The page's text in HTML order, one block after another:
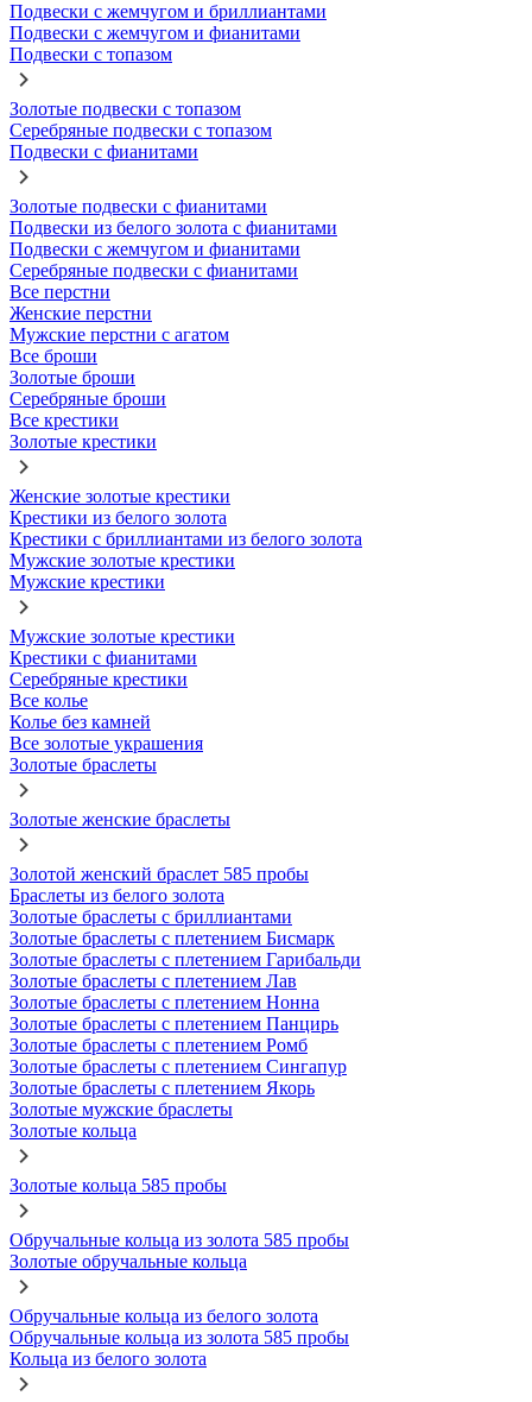
Подвески с жемчугом и бриллиантами
Подвески с жемчугом и фианитами
Подвески с топазом
Золотые подвески с топазом
Серебряные подвески с топазом
Подвески с фианитами
Золотые подвески с фианитами
Подвески из белого золота с фианитами
Подвески с жемчугом и фианитами
Серебряные подвески с фианитами
Все перстни
Женские перстни
Мужские перстни с агатом
Все броши
Золотые броши
Серебряные броши
Все крестики
Золотые крестики
Женские золотые крестики
Крестики из белого золота
Крестики с бриллиантами из белого золота
Мужские золотые крестики
Мужские крестики
Мужские золотые крестики
Крестики с фианитами
Серебряные крестики
Все колье
Колье без камней
Все золотые украшения
Золотые браслеты
Золотые женские браслеты
Золотой женский браслет 585 пробы
Браслеты из белого золота
Золотые браслеты с бриллиантами
Золотые браслеты с плетением Бисмарк
Золотые браслеты с плетением Гарибальди
Золотые браслеты с плетением Лав
Золотые браслеты с плетением Нонна
Золотые браслеты с плетением Панцирь
Золотые браслеты с плетением Ромб
Золотые браслеты с плетением Сингапур
Золотые браслеты с плетением Якорь
Золотые мужские браслеты
Золотые кольца
Золотые кольца 585 пробы
Обручальные кольца из золота 585 пробы
Золотые обручальные кольца
Обручальные кольца из белого золота
Обручальные кольца из золота 585 пробы
Кольца из белого золота